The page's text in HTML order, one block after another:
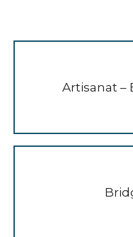
Artisanat –